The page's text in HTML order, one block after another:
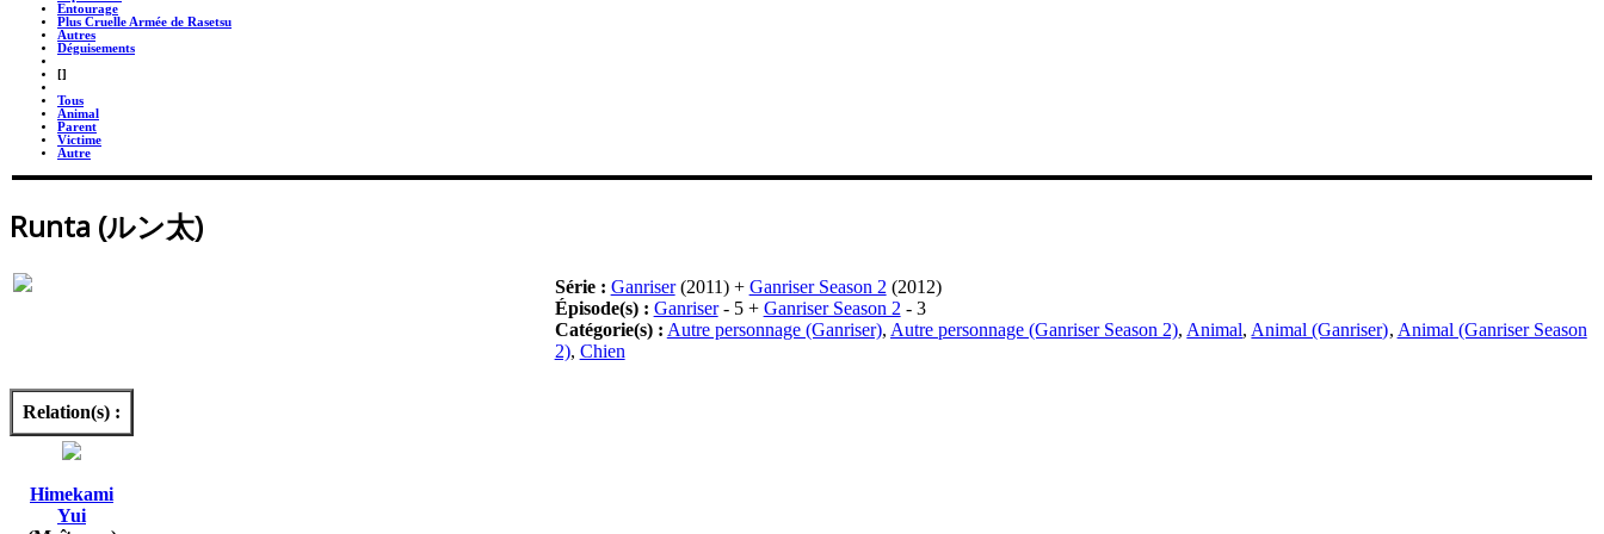
Entourage
Plus Cruelle Armée de Rasetsu
Autres
Déguisements
[]
Tous
Animal
Parent
Victime
Autre
Runta (ルン太)
Série : Ganriser(2011) + Ganriser Season 2(2012)
Épisode(s) : Ganriser- 5 + Ganriser Season 2- 3
Catégorie(s) : Autre personnage (Ganriser), Autre personnage (Ganriser Season 2),Animal,Animal (Ganriser), Animal (Ganriser Season
2), Chien
Relation(s) :
Himekami
Yui